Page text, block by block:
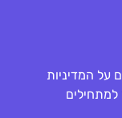
על המדיניות